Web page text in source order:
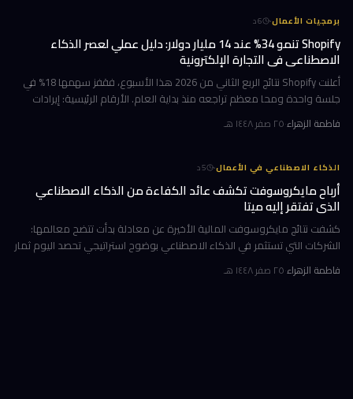
برمجيات الأعمال·
6د
Shopify تنمو 34% عند 14 مليار دولار: دليل عملي لعصر الذكاء
الاصطناعي في التجارة الإلكترونية
أعلنت Shopify نتائج الربع الثاني من 2026 هذا الأسبوع، فقفز سهمها 18% في
جلسة واحدة ومحا معظم تراجعه منذ بداية العام. الأرقام الرئيسية: إيرادات
ربعية 3.58 مليار دولار بنمو 34%، وحجم بضائع إجمالي GMV بل
فاطمة الزهراء·٢٥ صفر ١٤٤٨ هـ
الذكاء الاصطناعي في الأعمال·
5د
أرباح مايكروسوفت تكشف عائد الكفاءة من الذكاء الاصطناعي
الذي تفتقر إليه ميتا
كشفت نتائج مايكروسوفت المالية الأخيرة عن معادلة بدأت تتضح معالمها:
الشركات التي تستثمر في الذكاء الاصطناعي بوضوح استراتيجي تحصد اليوم ثمار
الكفاءة وخفض التكاليف، بينما تتعثر أخرى في تحويل إنفاقها الضخ
فاطمة الزهراء·٢٥ صفر ١٤٤٨ هـ